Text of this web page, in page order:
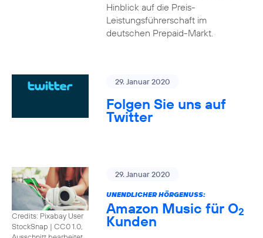
Hinblick auf die Preis-
Leistungsführerschaft im
deutschen Prepaid-Markt.
29. Januar 2020
Folgen Sie uns auf
Twitter
Credits: Pixabay User
StockSnap | CC0 1.0,
29. Januar 2020
UNENDLICHER HÖRGENUSS:
Amazon Music für O2
Kunden